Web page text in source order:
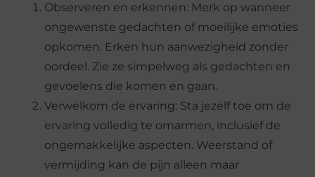
Observeren en erkennen: Merk op wanneer
ongewenste gedachten of moeilijke emoties
opkomen. Erken hun aanwezigheid zonder
oordeel. Zie ze simpelweg als gedachten en
gevoelens die komen en gaan.
Verwelkom de ervaring: Sta jezelf toe om de
ervaring volledig te omarmen, inclusief de
ongemakkelijke aspecten. Weerstand of
vermijding kan de pijn alleen maar